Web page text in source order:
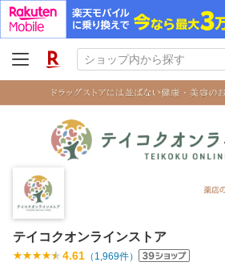
テイコクオンラインストア
4.61 （ 1,969件）